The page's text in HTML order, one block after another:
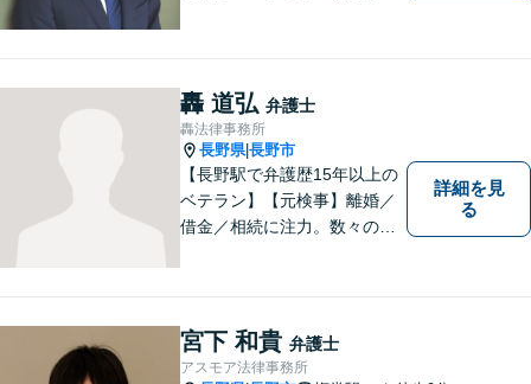
す。
轟 道弘 弁護士
轟法律事務所
長野県|長野市
【長野駅で弁護歴15年以上の
ベテラン】【元検事】離婚／
借金／相続に注力。数々の実
様の権利を守ります。社会情
勢に合わせ、日々知見をアッ
プデートしながら事件に取り
詳細を見
る
宮下 和貴 弁護士
アスモア法律事務所